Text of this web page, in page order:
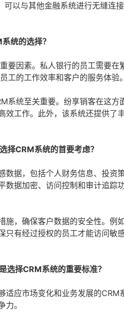
以与其他金融系统进行无缝连
统的选择？
要因素。私人银行的员工需要
工的工作效率和客户的服务体验。
系统至关重要。纷享销客在这
工作。此外，该系统还提供了
择CRM系统的首要考虑？
数据，包括个人财务信息、投资
数据加密、访问控制和审计追踪
施，确保客户数据的安全性。例
只有经过授权的员工才能访问敏
选择CRM系统的重要标准？
应市场变化和业务发展的CRM
。